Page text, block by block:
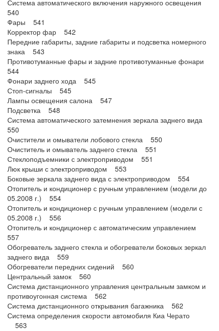
Система автоматического включения наружного освещения
540
Фары 541
Корректор фар 542
Передние габариты, задние габариты и подсветка номерного
знака 543
Противотуманные фары и задние противотуманные фонари
544
Фонари заднего хода 545
Стоп-сигналы 545
Лампы освещения салона 547
Подсветка 548
Система автоматического затемнения зеркала заднего вида
550
Очистители и омыватели лобового стекла 550
Очиститель и омыватель заднего стекла 551
Стеклоподъемники с электроприводом 551
Люк крыши с электроприводом 553
Боковые зеркала заднего вида с электроприводом 554
Отопитель и кондиционер с ручным управлением (модели до
05.2008 г.) 554
Отопитель и кондиционер с ручным управлением (модели с
05.2008 г.) 556
Отопитель и кондиционер с автоматическим управлением
557
Обогреватель заднего стекла и обогреватели боковых зеркал
заднего вида 559
Обогреватели передних сидений 560
Центральный замок 560
Система дистанционного управления центральным замком и
противоугонная система 562
Система дистанционного открывания багажника 562
Система определения скорости автомобиля Киа Черато
563